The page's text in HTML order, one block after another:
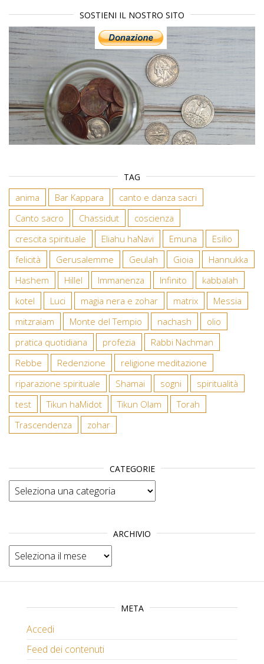
SOSTIENI IL NOSTRO SITO
TAG
anima Bar Kappara
canto e danza sacri
Canto sacro
Chassidut
coscienza
crescita spirituale
Eliahu haNavi Emuna
Esilio
felicità
Gerusalemme Geulah Gioia
Hannukka
Hashem
Hillel Immanenza Infinito
kabbalah
kotel
Luci magia nera e zohar matrix
Messia
mitzraiam
Monte del Tempio nachash
olio
pratica quotidiana
profezia
Rabbi Nachman
Rebbe
Redenzione
religione meditazione
riparazione spirituale
Shamai sogni
spiritualità
test
Tikun haMidot Tikun Olam
Torah
Trascendenza
zohar
CATEGORIE
Categorie
ARCHIVIO
Archivio
META
Accedi
Feed dei contenuti